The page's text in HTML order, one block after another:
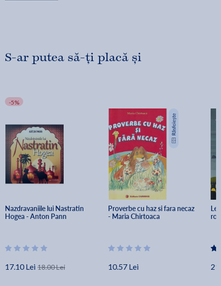
S-ar putea să-ți placă și
-5%
Nazdravaniile lui Nastratin
Hogea - Anton Pann
17.10 Lei 18.00 Lei
Proverbe cu haz si fara necaz
- Maria Chirtoaca
10.57 Lei